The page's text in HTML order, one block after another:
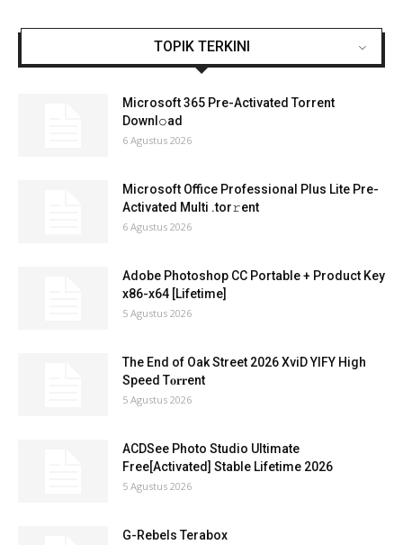
TOPIK TERKINI
Microsoft 365 Pre-Activated Torrent
Downl𝚘аd
6 Agustus 2026
Microsoft Office Professional Plus Lite Pre-
Activated Multi .tоr𝚛еnt
6 Agustus 2026
Adobe Photoshop CC Portable + Product Key
x86-x64 [Lifetime]
5 Agustus 2026
The End of Oak Street 2026 XviD YIFY High
Speed T𝐨𝐫𝐫ent
5 Agustus 2026
ACDSee Photo Studio Ultimate
Free[Activated] Stable Lifetime 2026
5 Agustus 2026
G-Rebels Terabox